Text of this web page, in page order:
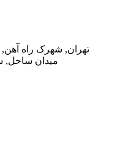
تهران, شهرک راه
میدان ساحل,